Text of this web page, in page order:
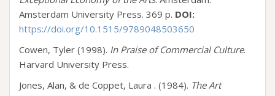
Amsterdam University Press. 369 p. DOI:
https://doi.org/10.1515/9789048503650
Cowen, Tyler (1998). In Praise of Commercial Culture.
Harvard University Press.
Jones, Alan, & de Coppet, Laura . (1984). The Art